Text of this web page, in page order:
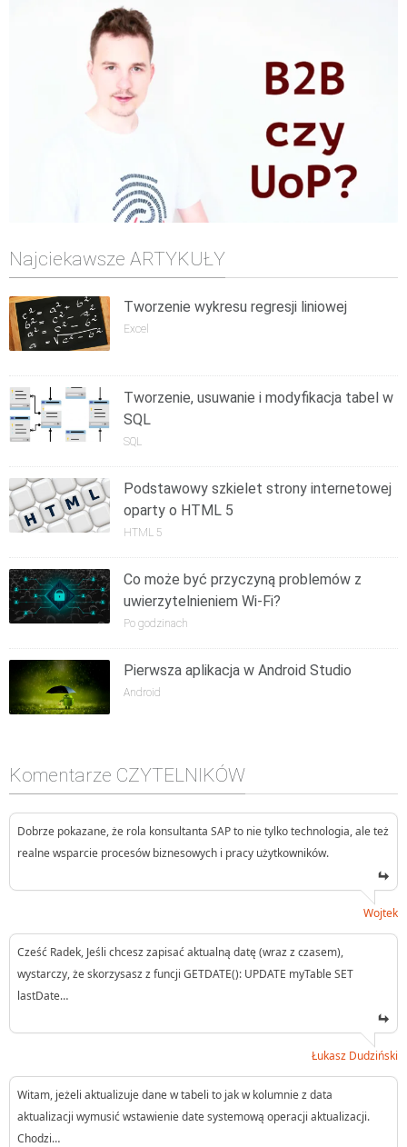
Najciekawsze ARTYKUŁY
Tworzenie wykresu regresji liniowej
Excel
Tworzenie, usuwanie i modyfikacja tabel w
SQL
SQL
Podstawowy szkielet strony internetowej
oparty o HTML 5
HTML 5
Co może być przyczyną problemów z
uwierzytelnieniem Wi-Fi?
Po godzinach
Pierwsza aplikacja w Android Studio
Android
Komentarze CZYTELNIKÓW
Dobrze pokazane, że rola konsultanta SAP to nie tylko technologia, ale też
realne wsparcie procesów biznesowych i pracy użytkowników.
Wojtek
Cześć Radek, Jeśli chcesz zapisać aktualną datę (wraz z czasem),
wystarczy, że skorzysasz z funcji GETDATE(): UPDATE myTable SET
lastDate…
Łukasz Dudziński
Witam, jeżeli aktualizuje dane w tabeli to jak w kolumnie z data
aktualizacji wymusić wstawienie date systemową operacji aktualizacji.
Chodzi…